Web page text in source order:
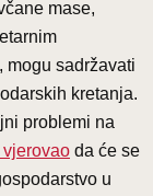
mase,
mogu sadržavati
kretanja.
problemi na
vjerovao da će se
u